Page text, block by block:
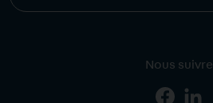
Nous suivre
Page Page